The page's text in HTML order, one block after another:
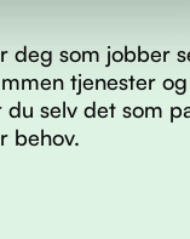
deg som jobber
tjenester
du selv det som
behov.